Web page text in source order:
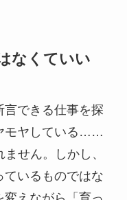
なくていい
言できる仕事を探
モヤしている……
せん。しかし、
ているものではな